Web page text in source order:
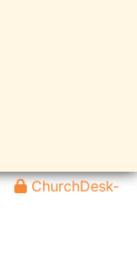
ChurchDesk-